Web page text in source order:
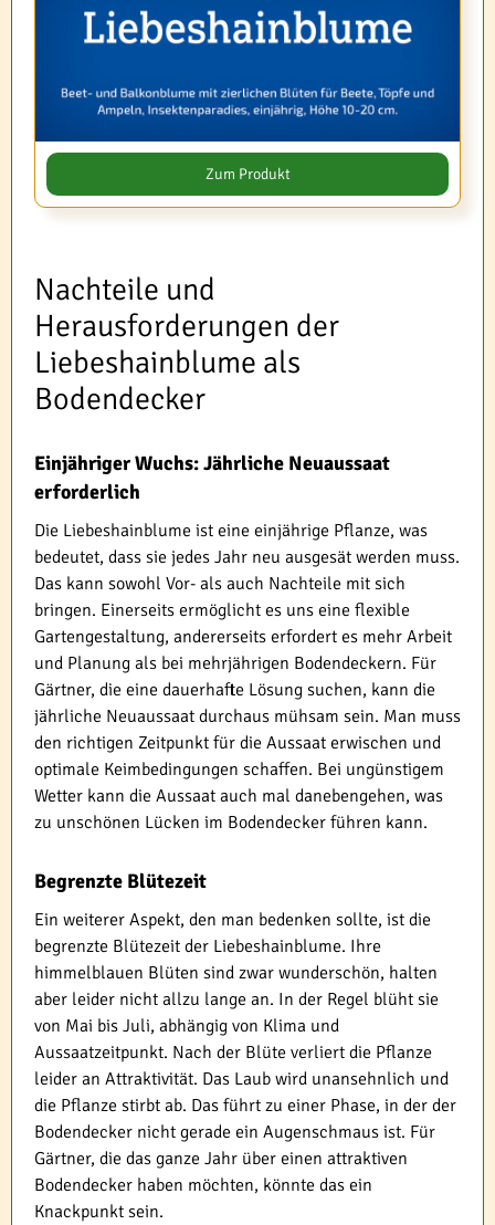
Zum Produkt
Nachteile und
Herausforderungen der
Liebeshainblume als
Bodendecker
Einjähriger Wuchs: Jährliche Neuaussaat
erforderlich
Die Liebeshainblume ist eine einjährige Pflanze, was
bedeutet, dass sie jedes Jahr neu ausgesät werden muss.
Das kann sowohl Vor- als auch Nachteile mit sich
bringen. Einerseits ermöglicht es uns eine flexible
Gartengestaltung, andererseits erfordert es mehr Arbeit
und Planung als bei mehrjährigen Bodendeckern. Für
Gärtner, die eine dauerhafte Lösung suchen, kann die
jährliche Neuaussaat durchaus mühsam sein. Man muss
den richtigen Zeitpunkt für die Aussaat erwischen und
optimale Keimbedingungen schaffen. Bei ungünstigem
Wetter kann die Aussaat auch mal danebengehen, was
zu unschönen Lücken im Bodendecker führen kann.
Begrenzte Blütezeit
Ein weiterer Aspekt, den man bedenken sollte, ist die
begrenzte Blütezeit der Liebeshainblume. Ihre
himmelblauen Blüten sind zwar wunderschön, halten
aber leider nicht allzu lange an. In der Regel blüht sie
von Mai bis Juli, abhängig von Klima und
Aussaatzeitpunkt. Nach der Blüte verliert die Pflanze
leider an Attraktivität. Das Laub wird unansehnlich und
die Pflanze stirbt ab. Das führt zu einer Phase, in der der
Bodendecker nicht gerade ein Augenschmaus ist. Für
Gärtner, die das ganze Jahr über einen attraktiven
Bodendecker haben möchten, könnte das ein
Knackpunkt sein.